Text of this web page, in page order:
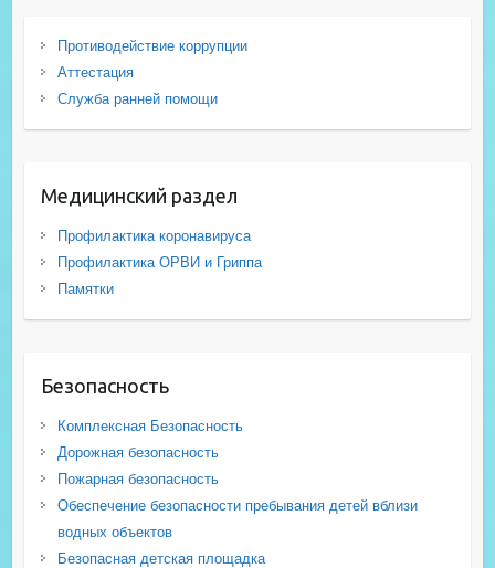
Противодействие коррупции
Аттестация
Служба ранней помощи
Медицинский раздел
Профилактика коронавируса
Профилактика ОРВИ и Гриппа
Памятки
Безопасность
Комплексная Безопасность
Дорожная безопасность
Пожарная безопасность
Обеспечение безопасности пребывания детей вблизи
водных объектов
Безопасная детская площадка